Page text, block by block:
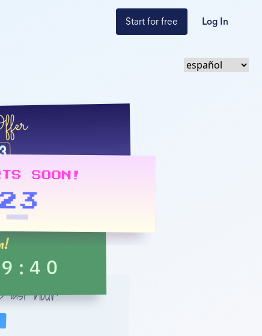
Start for free Log In